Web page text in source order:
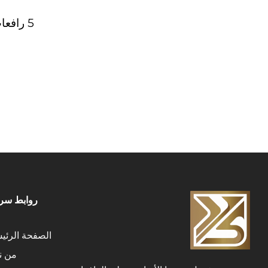
5 رافعات شوكية بسعة 1.8 طن
روابط
الصفحة
من